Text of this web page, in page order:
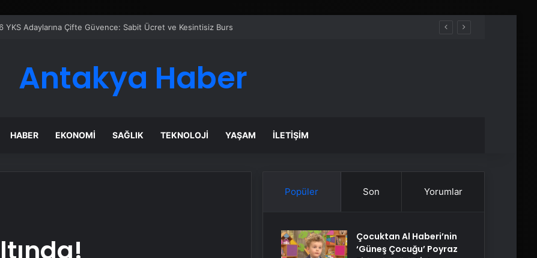
Çözümleriyle Üretim Tesislerine Verimli Sistemler Sunuyor
Antakya Haber
HABER EKONOMI SAĞLIK TEKNOLOJI YAŞAM İLETIŞIM
Popüler Son Yorumlar
Çocuktan Al Haberi’nin
‘Güneş Çocuğu’ Poyraz